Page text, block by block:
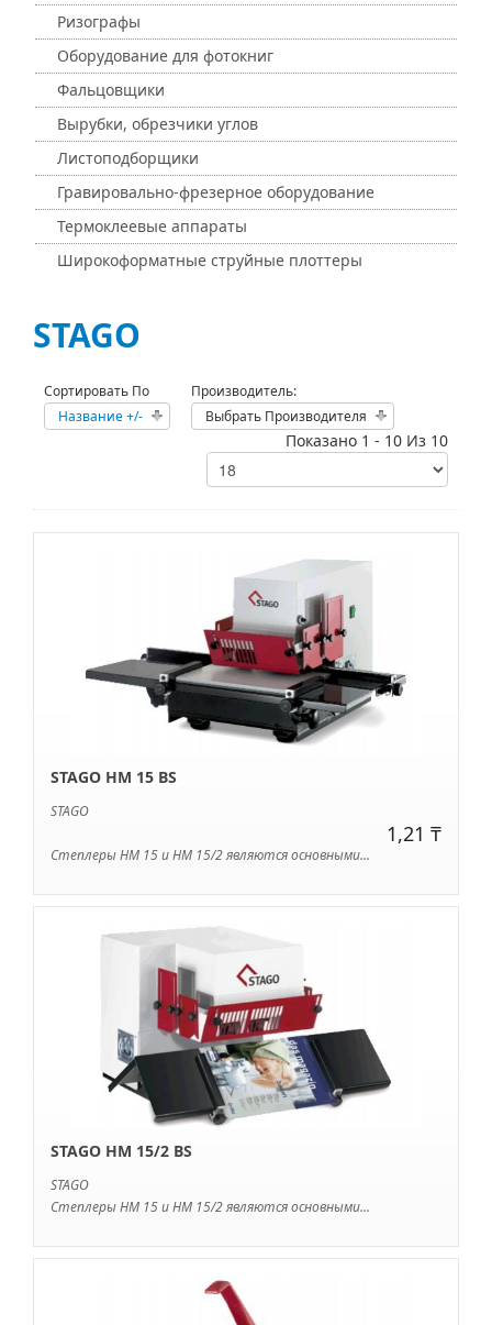
Ризографы
Оборудование для фотокниг
Фальцовщики
Вырубки, обрезчики углов
Листоподборщики
Гравировально-фрезерное оборудование
Термоклеевые аппараты
Широкоформатные струйные плоттеры
STAGO
Сортировать По
Название +/-
Производитель:
Выбрать Производителя
Показано 1 - 10 Из 10
STAGO HM 15 BS
STAGO
1,21 ₸
Степлеры HM 15 и HM 15/2 являются основными...
STAGO HM 15/2 BS
STAGO
Степлеры HM 15 и HM 15/2 являются основными...